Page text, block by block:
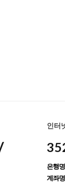
인터
은행
계좌